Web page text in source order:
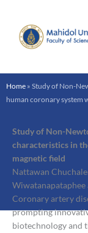
content
Home » Study of Non-
human coronary system
Study of Non-
characteristics in
magnetic field
Nattawan
Coronary artery
prompting
biotechnology and